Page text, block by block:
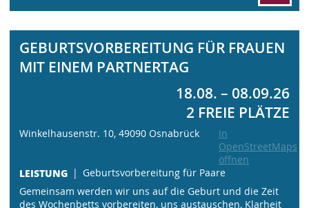
GEBURTSVORBEREITUNG FÜR FRAUEN
MIT EINEM PARTNERTAG
18.08. – 08.09.26
2 FREIE PLÄTZE
Winkelhausenstr. 10, 49090 Osnabrück
In
OpenStreetMaps
öffnen
LEISTUNG
Geburtsvorbereitung für Paare
Gemeinsam werden wir uns auf die Geburt und die Zeit
des Wochenbetts vorbereiten, uns austauschen, Klarheit